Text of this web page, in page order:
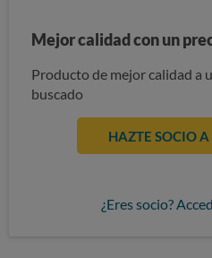
Mejor calidad con un
Producto de mejor calidad a
buscado
HAZTE SOCIO A
¿Eres socio?